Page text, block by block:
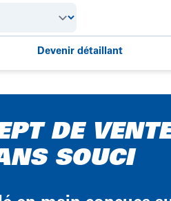
Devenir détaillant
Devenir détaillant
Point S
V1
DE
SOUCI